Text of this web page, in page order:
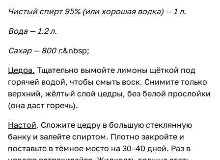
Чистый спирт 95% (или хорошая водка) — 1 л.
Вода — 1.2 л.
Сахар — 800 г.&nbsp;
Цедра. Тщательно вымойте лимоны щёткой под
горячей водой, чтобы смыть воск. Снимите только
верхний, жёлтый слой цедры, без белой прослойки
(она даст горечь).
Настой. Сложите цедру в большую стеклянную
банку и залейте спиртом. Плотно закройте и
поставьте в тёмное место на 30–40 дней. Раз в